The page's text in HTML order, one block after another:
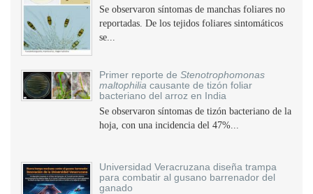
Se observaron síntomas de manchas foliares no
reportadas. De los tejidos foliares sintomáticos
se...
Primer reporte de Stenotrophomonas
maltophilia causante de tizón foliar
bacteriano del arroz en India
Se observaron síntomas de tizón bacteriano de la
hoja, con una incidencia del 47%...
Universidad Veracruzana diseña trampa
para combatir al gusano barrenador del
ganado